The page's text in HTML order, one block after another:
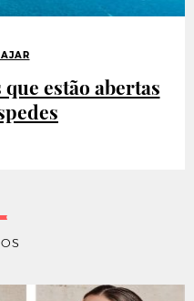
estão abertas